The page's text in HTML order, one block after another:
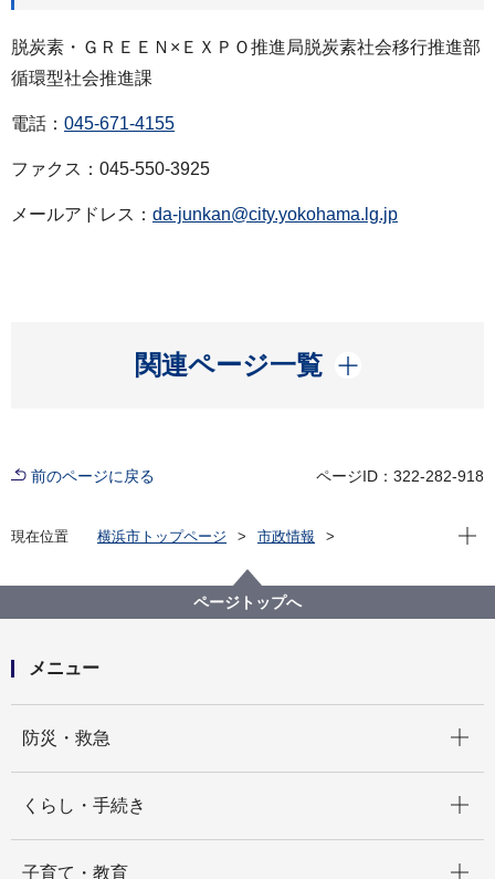
脱炭素・ＧＲＥＥＮ×ＥＸＰＯ推進局脱炭素社会移行推進部
循環型社会推進課
電話： 045-671-4155
ファクス：045-550-3925
メールアドレス： da-junkan@city.yokohama.lg.jp
関連ページ一覧
開く
前のページに戻る ページID：322-282-918
現在位置 横浜市トップページ
市政情報
脱炭素・GREEN×EXPO推進局
記者発表 2022年度
国の地域脱炭素移行・再エネ推進交付金（重点対策加
現在
ページトップへ
メニュー
防災・救急
くらし・手続き
子育て・教育